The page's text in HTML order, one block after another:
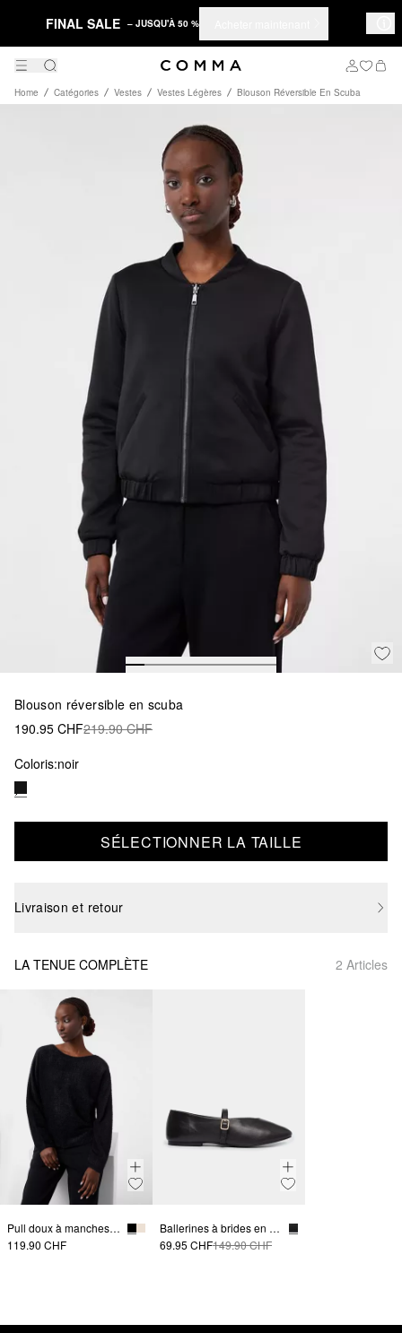
FINAL SALE – JUSQU'À 50 %
Home Catégories Vestes Vestes Légères Blouson Réversible En Scuba
Blouson réversible en scuba
190.95 CHF219.90 CHF
Coloris:noir
SÉLECTIONNER LA TAILLE
Livraison et retour
LA TENUE COMPLÈTE 2 Articles
Pull doux à manches chauve-souris
119.90 CHF
Ballerines à brides en cuir lisse
69.95 CHF149.90 CHF